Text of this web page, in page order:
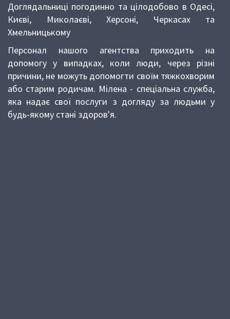
Доглядальниці погодинно та цілодобово в Одесі,
Києві, Миколаєві, Херсоні, Черкасах та
Хмельницькому
Персонал нашого агентства приходить на
допомогу у випадках, коли люди, через різні
причини, не можуть допомогти своїм тяжкохворим
або старим родичам. Мілена - спеціальна служба,
яка надає свої послуги з догляду за людьми у
будь-якому стані здоров'я.